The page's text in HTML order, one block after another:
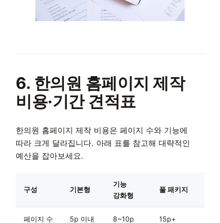
6. 한의원 홈페이지 제작
비용·기간 견적표
한의원 홈페이지 제작 비용은 페이지 수와 기능에
따라 크게 달라집니다. 아래 표를 참고해 대략적인
예산을 잡아보세요.
구성 기본형
기능
강화형
풀 패키지
페이지 수 5p 이내 8~10p 15p+